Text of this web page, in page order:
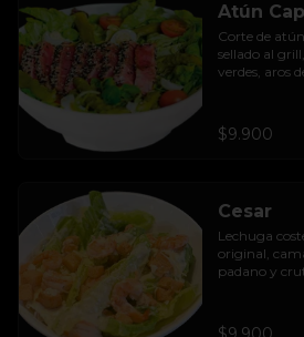
Atún
Corte de
sellado al
verdes, aros
almendras.
$9.900
Cesar
Lechuga
original,
padano y